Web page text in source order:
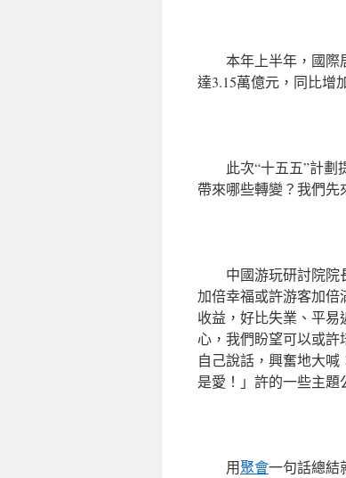
本年上半年，國際
達3.15萬億元，同比增
此次“十五五”計
帶來哪些轉變？我們先
中國游玩研討院院
加倍幸福或許游客加倍
收益，好比失業、平
心，我們盼望可以或
自己說話，興奮地大
是愛！」許的一些主題
用聚會一句話總結